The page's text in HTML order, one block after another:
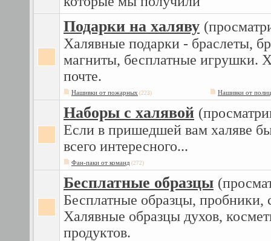
Подарки на халяву
Халявные подарки - браслеты,
магниты, бесплатные игрушки.
почте.
Нашивки от пожарных (223) Нашивки от
Наборы с халявой
Если в пришедшей вам халяве
всего интересного...
Фан-паки от команд (272)
Бесплатные образцы
Бесплатные образцы, пробники,
Халявные образцы духов,
продуктов.